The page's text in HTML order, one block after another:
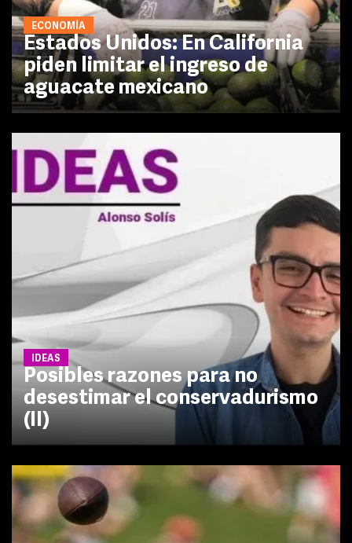
ECONOMÍA
Estados Unidos: En California
piden limitar el ingreso de
aguacate mexicano
IDEAS
Posibles razones para no
desestimar el conservadurismo
(II)